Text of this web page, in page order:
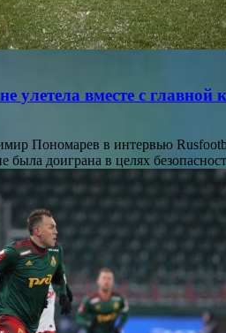
улетела вместе с
Пономарев в интервью
была доиграна в целях